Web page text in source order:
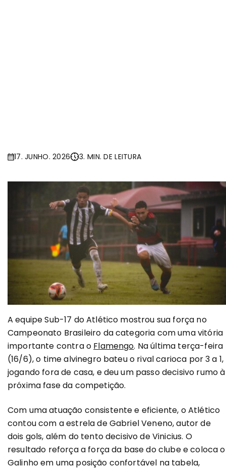
17. JUNHO. 2026 3. MIN. DE LEITURA
A equipe Sub-17 do Atlético mostrou sua força no
Campeonato Brasileiro da categoria com uma vitória
importante contra o Flamengo. Na última terça-feira
(16/6), o time alvinegro bateu o rival carioca por 3 a 1,
jogando fora de casa, e deu um passo decisivo rumo à
próxima fase da competição.
Com uma atuação consistente e eficiente, o Atlético
contou com a estrela de Gabriel Veneno, autor de
dois gols, além do tento decisivo de Vinicius. O
resultado reforça a força da base do clube e coloca o
Galinho em uma posição confortável na tabela,